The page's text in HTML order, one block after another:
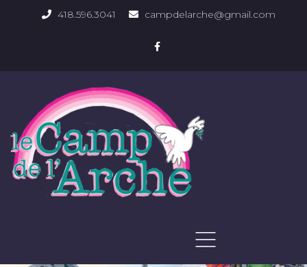
418.596.3041 campdelarche@gmail.com
PHOTOS DU DOMAINE